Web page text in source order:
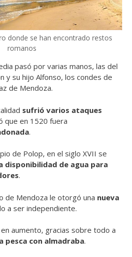
donde se han encontrado restos
romanos
pasó por varias manos, las del
y su hijo Alfonso, los condes de
de Mendoza.
sufrió varios ataques
que en 1520 fuera
.
de Polop, en el siglo XVII se
disponibilidad de agua para
.
de Mendoza le otorgó una nueva
a ser independiente.
aumento, gracias sobre todo a
pesca con almadraba.